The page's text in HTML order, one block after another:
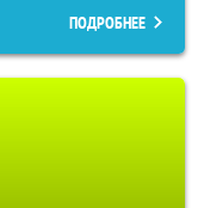
ПОДРОБНЕЕ